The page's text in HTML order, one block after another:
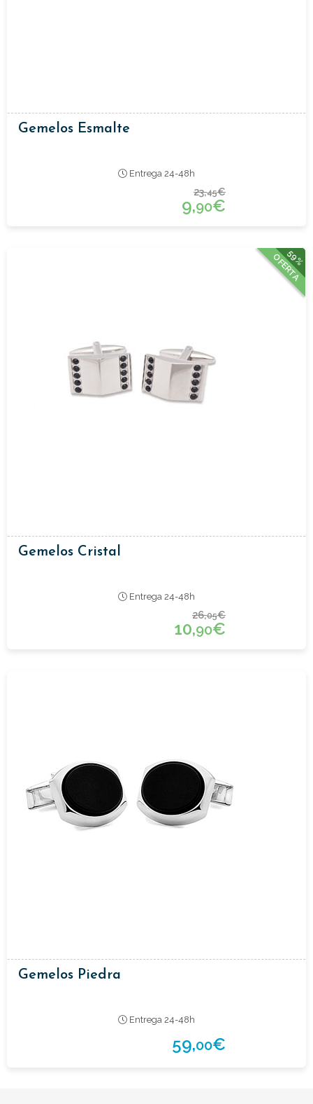
Gemelos Esmalte
Entrega 24-48h
23,45€
9,90€
59%
OFERTA
Gemelos Cristal
Entrega 24-48h
26,05€
10,90€
Gemelos Piedra
Entrega 24-48h
59,00€